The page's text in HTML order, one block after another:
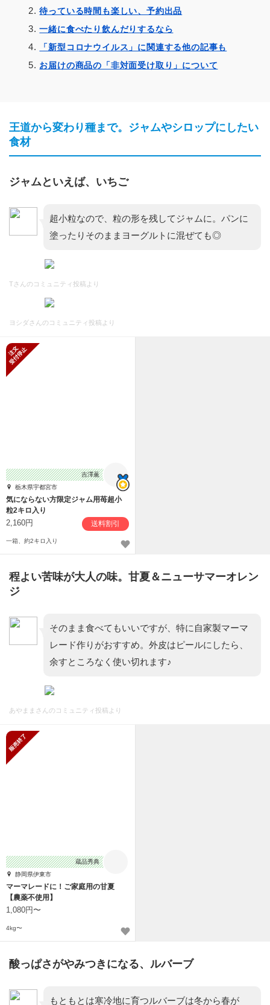
待っている時間も楽しい、予約出品
一緒に食べたり飲んだりするなら
「新型コロナウイルス」に関連する他の記事も
お届けの商品の「非対面受け取り」について
王道から変わり種まで。ジャムやシロップにしたい
食材
ジャムといえば、いちご
超小粒なので、粒の形を残してジャムに。パンに
塗ったりそのままヨーグルトに混ぜても◎
Tさんのコミュニティ投稿より
ヨシダさんのコミュニティ投稿より
吉澤薫
栃木県宇都宮市
気にならない方限定ジャム用苺超小
粒2キロ入り
2,160円 送料割引
一箱、約2キロ入り
程よい苦味が大人の味。甘夏＆ニューサマーオレン
ジ
そのまま食べてもいいですが、特に自家製マーマ
レード作りがおすすめ。外皮はピールにしたら、
余すところなく使い切れます♪
あやままさんのコミュニティ投稿より
蔵品秀典
静岡県伊東市
マーマレードに！ご家庭用の甘夏
【農薬不使用】
1,080円〜
4kg〜
酸っぱさがやみつきになる、ルバーブ
もともとは寒冷地に育つルバーブは冬から春が